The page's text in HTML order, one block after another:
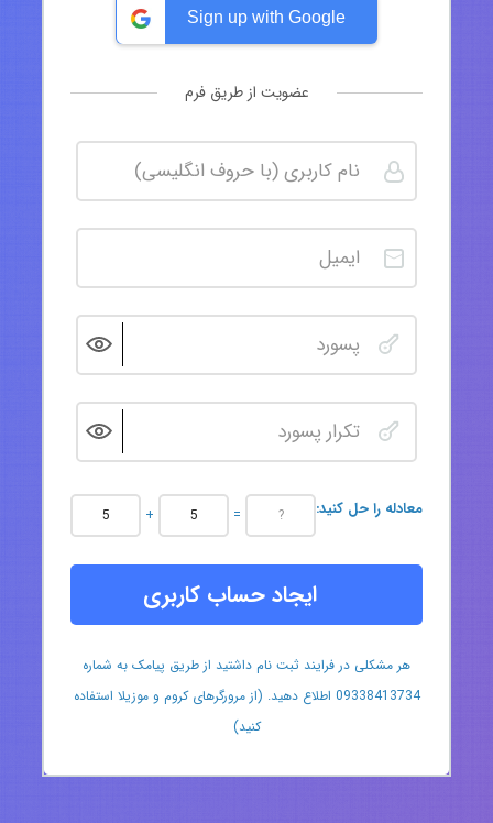
Sign up with Google
عضویت از طریق فرم
:معادله را حل کنید + =
ایجاد حساب کاربری
هر مشکلی در فرایند ثبت نام داشتید از طریق پیامک به شماره
09338413734 اطلاع دهید. (از مرورگرهای کروم و موزیلا استفاده
کنید)